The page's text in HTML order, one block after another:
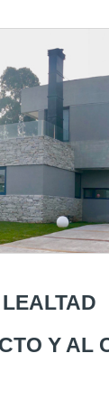
LEALTAD
Y AL